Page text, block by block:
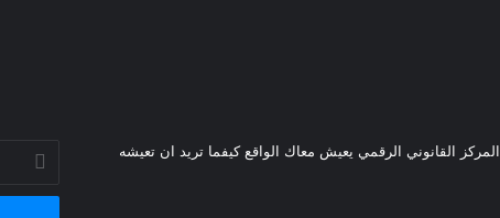
المركز القانوني الرقمي يعيش معاك الواقع كيفما تريد ان تعيشه
بريدك
الإلكتروني